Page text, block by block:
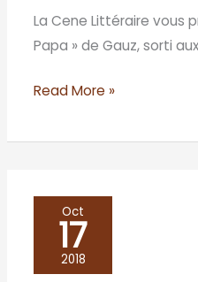
La Cene Littéraire vous
Papa » de Gauz, sorti
–
Camarade
Read More »
Oct
17
2018
LITTÉRAIRE